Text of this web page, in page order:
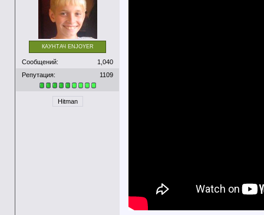
КАУНТАЧ ENJOYER
Сообщений:
1,040
Репутация:
1109
Hitman